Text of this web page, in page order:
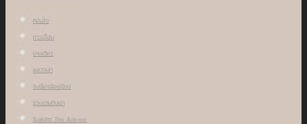
คอนโด
ทาวน์โฮม
บ้านเดี่ยว
พูลวิลล่า
รับเรื่องร้องเรียน
ร่วมงานกับเรา
รับสมัคร The Adviser